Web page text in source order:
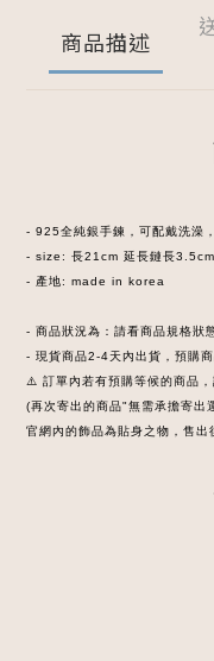
商品描述
- 925全純銀手鍊，可配戴洗澡
- size: 長21cm 延長鏈長
- 產地: made in korea
- 商品狀況為：請看商品規格狀
- 現貨商品2-4天內出貨，預購
⚠️ 訂單內若有預購等候的商品
(再次寄出的商品"無需承擔寄出
官網內的飾品為貼身之物，售